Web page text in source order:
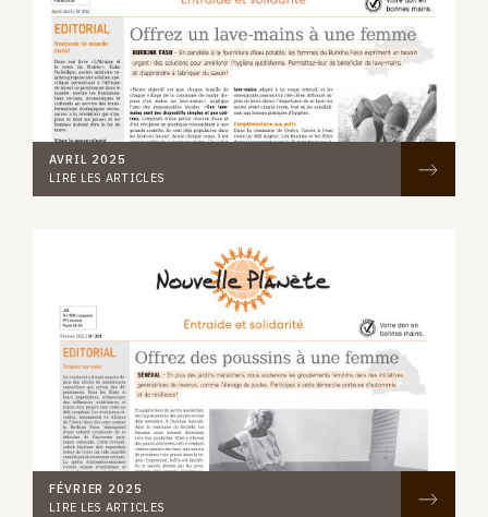
AVRIL 2025
LIRE LES ARTICLES
FÉVRIER 2025
LIRE LES ARTICLES